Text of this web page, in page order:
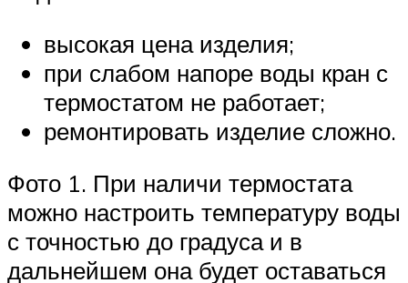
высокая цена изделия;
при слабом напоре воды кран с
термостатом не работает;
ремонтировать изделие сложно.
Фото 1. При наличи термостата
можно настроить температуру воды
с точностью до градуса и в
дальнейшем она будет оставаться